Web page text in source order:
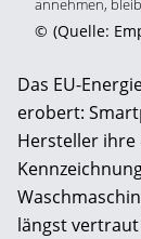
© (Quelle:
Das EU-
erobert:
Hersteller
längst vertraut